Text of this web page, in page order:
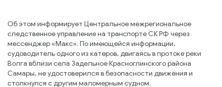
Об этом информирует Центральное межрегиональное
следственное управление на транспорте СК РФ через
мессенджер «Макс». По имеющейся информации,
судоводитель одного из катеров, двигаясь в протоке реки
Волга вблизи села Задельное Красноглинского района
Самары, не удостоверился в безопасности движения и
столкнулся с другим маломерным судном.